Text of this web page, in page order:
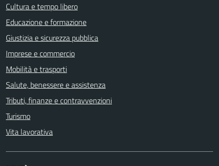
Cultura e tempo libero
Educazione e formazione
Giustizia e sicurezza pubblica
Imprese e commercio
Mobilità e trasporti
Salute, benessere e assistenza
Tributi, finanze e contravvenzioni
Turismo
Vita lavorativa